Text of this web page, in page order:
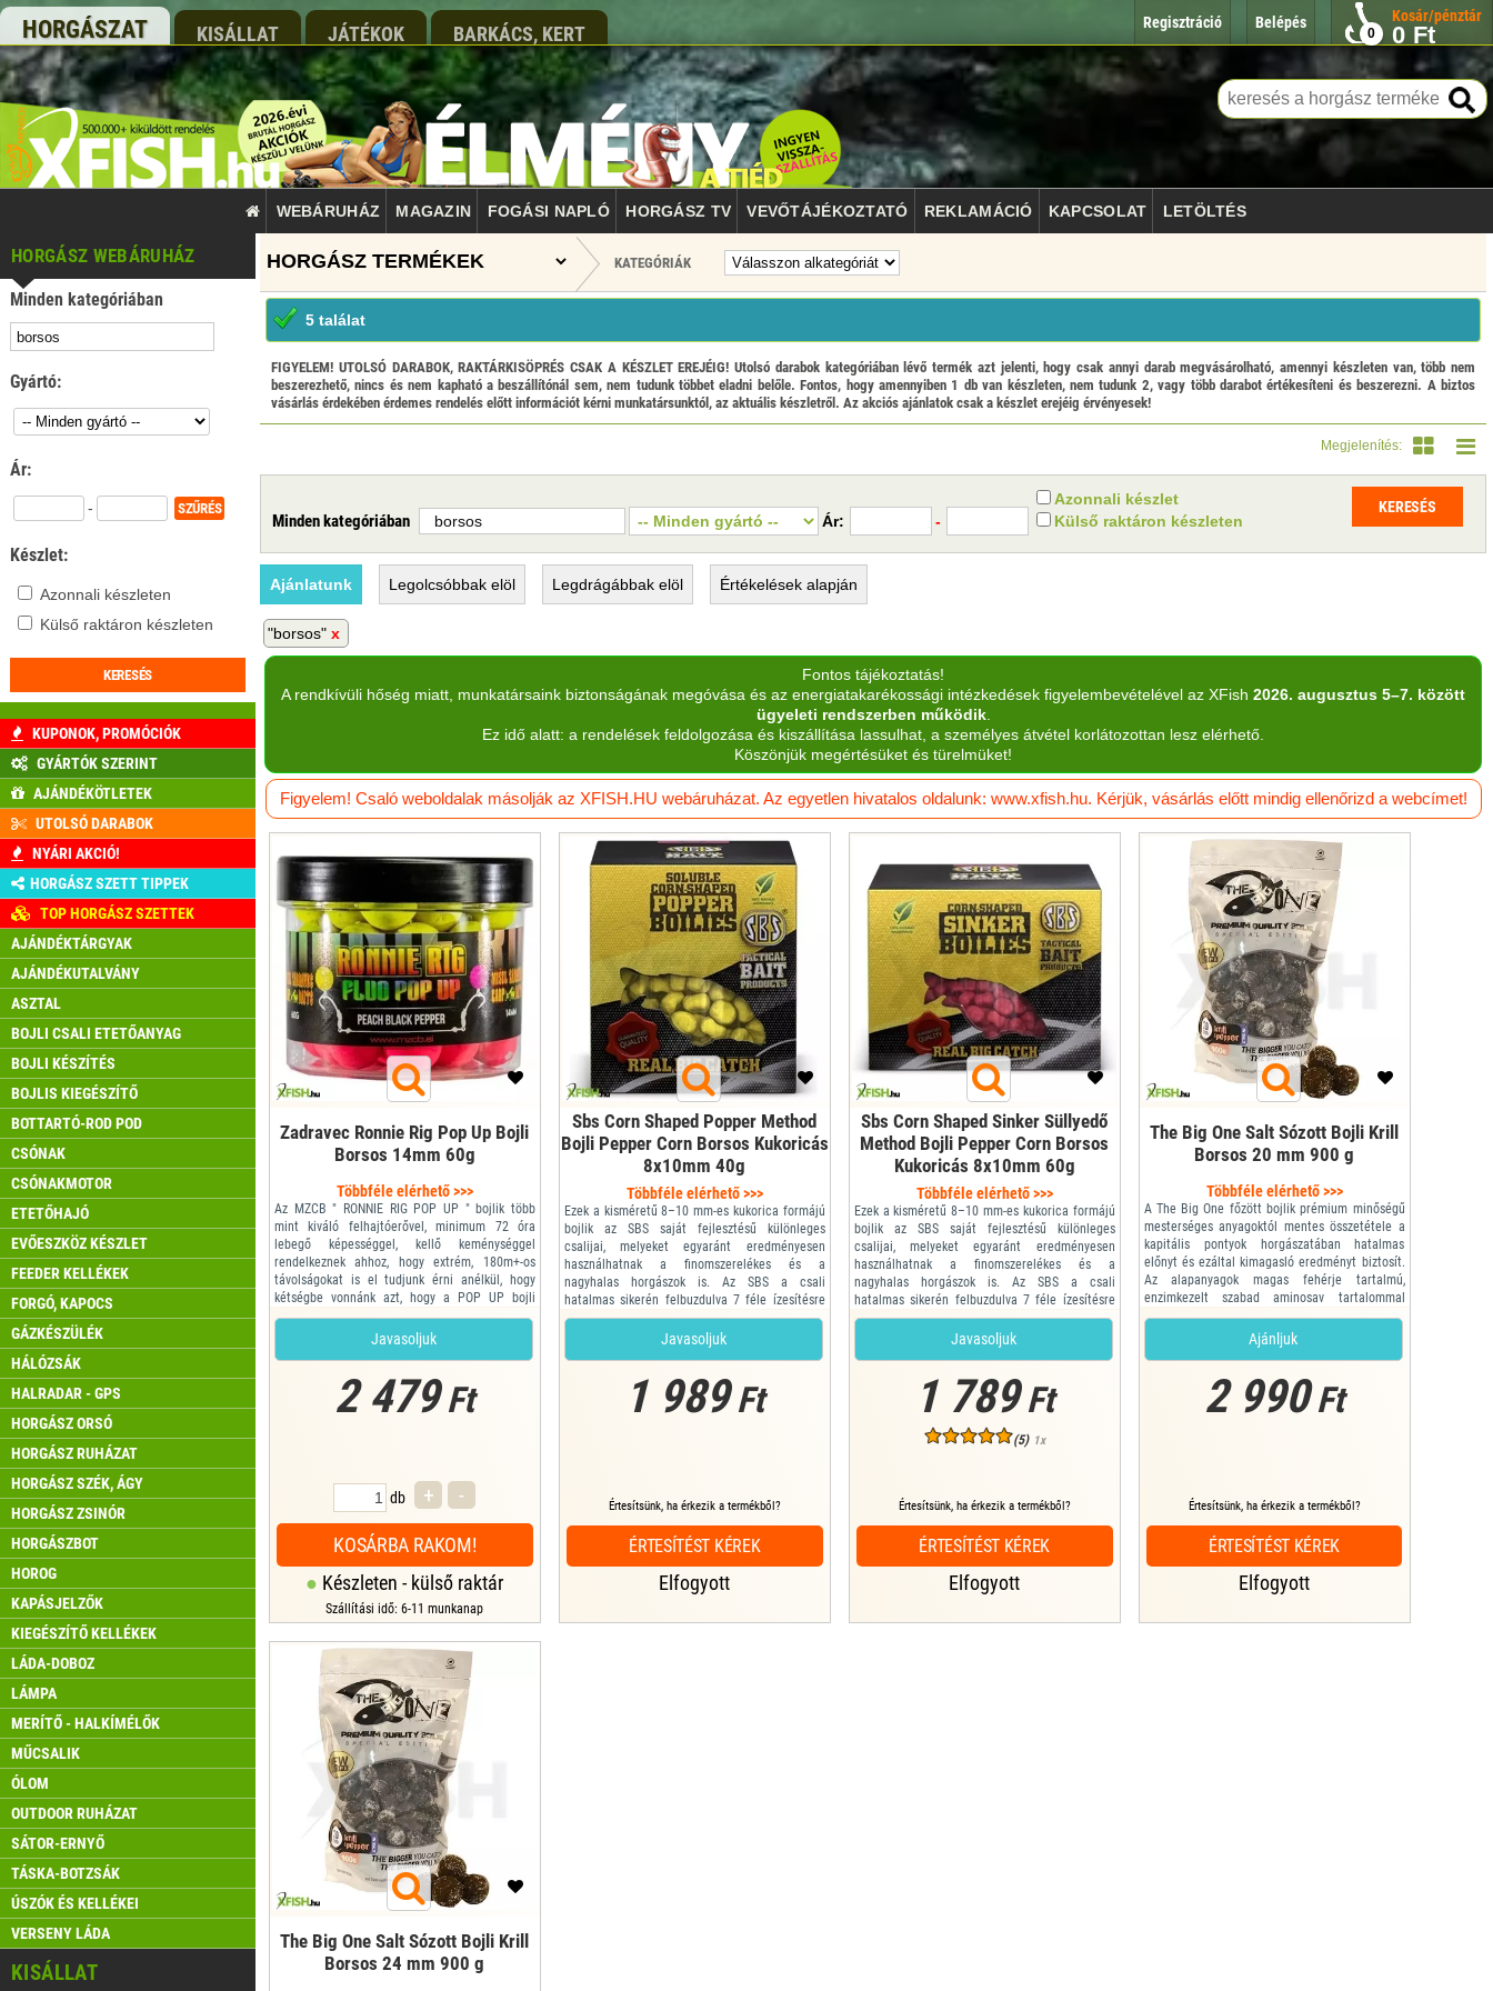
HORGÁSZAT KISÁLLAT JÁTÉKOK BARKÁCS, KERT 0
Kosár/pénztár
0 Ft
Belépés
Regisztráció
WEBÁRUHÁZ MAGAZIN FOGÁSI NAPLÓ HORGÁSZ TV VEVŐTÁJÉKOZTATÓ REKLAMÁCIÓ KAPCSOLAT LETÖLTÉS
HORGÁSZ WEBÁRUHÁZ
Minden kategóriában
Gyártó:
Ár:
-
Készlet:
Azonnali készleten
Külső raktáron készleten
KUPONOK, PROMÓCIÓK
GYÁRTÓK SZERINT
AJÁNDÉKÖTLETEK
UTOLSÓ DARABOK
NYÁRI AKCIÓ!
HORGÁSZ SZETT TIPPEK
TOP HORGÁSZ SZETTEK
AJÁNDÉKTÁRGYAK
AJÁNDÉKUTALVÁNY
ASZTAL
BOJLI CSALI ETETŐANYAG
BOJLI KÉSZÍTÉS
BOJLIS KIEGÉSZÍTŐ
BOTTARTÓ-ROD POD
CSÓNAK
CSÓNAKMOTOR
ETETŐHAJÓ
EVŐESZKÖZ KÉSZLET
FEEDER KELLÉKEK
FORGÓ, KAPOCS
GÁZKÉSZÜLÉK
HÁLÓZSÁK
HALRADAR - GPS
HORGÁSZ ORSÓ
HORGÁSZ RUHÁZAT
HORGÁSZ SZÉK, ÁGY
HORGÁSZ ZSINÓR
HORGÁSZBOT
HOROG
KAPÁSJELZŐK
KIEGÉSZÍTŐ KELLÉKEK
LÁDA-DOBOZ
LÁMPA
MERÍTŐ - HALKÍMÉLŐK
MŰCSALIK
ÓLOM
OUTDOOR RUHÁZAT
SÁTOR-ERNYŐ
TÁSKA-BOTZSÁK
ÚSZÓK ÉS KELLÉKEI
VERSENY LÁDA
KISÁLLAT
KATEGÓRIÁK
5 találat
FIGYELEM! UTOLSÓ DARABOK, RAKTÁRKISÖPRÉS CSAK A KÉSZLET EREJÉIG! Utolsó darabok kategóriában lévő termék azt jelenti, hogy csak annyi darab megvásárolható, amennyi készleten van, több nem
beszerezhető, nincs és nem kapható a beszállítónál sem, nem tudunk többet eladni belőle. Fontos, hogy amennyiben 1 db van készleten, nem tudunk 2, vagy több darabot értékesíteni és beszerezni. A biztos
vásárlás érdekében érdemes rendelés előtt információt kérni munkatársunktól, az aktuális készletről. Az akciós ajánlatok csak a készlet erejéig érvényesek!
Megjelenítés:
Minden kategóriában Ár: -
Azonnali készlet
Külső raktáron készleten
Ajánlatunk Legolcsóbbak elöl Legdrágábbak elöl Értékelések alapján
"borsos"
Fontos tájékoztatás!
A rendkívüli hőség miatt, munkatársaink biztonságának megóvása és az energiatakarékossági intézkedések figyelembevételével az XFish 2026. augusztus 5–7. között
ügyeleti rendszerben működik.
Ez idő alatt: a rendelések feldolgozása és kiszállítása lassulhat, a személyes átvétel korlátozottan lesz elérhető.
Köszönjük megértésüket és türelmüket!
Figyelem! Csaló weboldalak másolják az XFISH.HU webáruházat. Az egyetlen hivatalos oldalunk: www.xfish.hu. Kérjük, vásárlás előtt mindig ellenőrizd a webcímet!
Zadravec Ronnie Rig Pop Up Bojli
Borsos 14mm 60g
Többféle elérhető >>>
Az MZCB " RONNIE RIG POP UP " bojlik több
mint kiváló felhajtóerővel, minimum 72 óra
lebegő képességgel, kellő keménységgel
rendelkeznek ahhoz, hogy extrém, 180m+-os
távolságokat is el tudjunk érni anélkül, hogy
kétségbe vonnánk azt, hogy a POP UP bojli
leesett az előkéről, amikor vízbe csapódik!
A RONNIE RIG szériánál, egy kicsit eltértünk a
többi sorozattól, ugyanis egy dobozban most két
Javasoljuk
2 479Ft
Készleten - külső raktár
Szállítási idő: 6-11 munkanap
db + -
KOSÁRBA RAKOM!
Sbs Corn Shaped Popper Method
Bojli Pepper Corn Borsos Kukoricás
8x10mm 40g
Többféle elérhető >>>
Ezek a kisméretű 8–10 mm-es kukorica formájú
bojlik az SBS saját fejlesztésű különleges
csalijai, melyeket egyaránt eredményesen
használhatnak a finomszerelékes és a
nagyhalas horgászok is. Az SBS a csali
hatalmas sikerén felbuzdulva 7 féle ízesítésre
bővítette a kínálatot! Kinézetre kukorica, de
annál mégis több, hiszen beltartalma azonos
egy kiváló minőségű bojliéval. Süllyedő (sinker)
Javasoljuk
1 989Ft
Elfogyott
Értesítsünk, ha érkezik a termékből?
ÉRTESÍTÉST KÉREK
Sbs Corn Shaped Sinker Süllyedő
Method Bojli Pepper Corn Borsos
Kukoricás 8x10mm 60g
Többféle elérhető >>>
Ezek a kisméretű 8–10 mm-es kukorica formájú
bojlik az SBS saját fejlesztésű különleges
csalijai, melyeket egyaránt eredményesen
használhatnak a finomszerelékes és a
nagyhalas horgászok is. Az SBS a csali
hatalmas sikerén felbuzdulva 7 féle ízesítésre
bővítette a kínálatot! Kinézetre kukorica, de
annál mégis több, hiszen beltartalma azonos
egy kiváló minőségű bojliéval. Süllyedő (sinker)
Javasoljuk
1 789Ft
(5) 1x
Elfogyott
Értesítsünk, ha érkezik a termékből?
ÉRTESÍTÉST KÉREK
The Big One Salt Sózott Bojli Krill
Borsos 20 mm 900 g
Többféle elérhető >>>
A The Big One főzött bojlik prémium minőségű
mesterséges anyagoktól mentes összetétele a
kapitális pontyok horgászatában hatalmas
előnyt és ezáltal kimagasló eredményt biztosít.
Az alapanyagok magas fehérje tartalmú,
enzimkezelt szabad aminosav tartalommal
rendelkező, vízben oldódó kivonatok. A
folyékony összetevők is ezt a vonalat és
minőséget képviselik, összhangban a fokozott
Ajánljuk
2 990Ft
Elfogyott
Értesítsünk, ha érkezik a termékből?
ÉRTESÍTÉST KÉREK
The Big One Salt Sózott Bojli Krill
Borsos 24 mm 900 g